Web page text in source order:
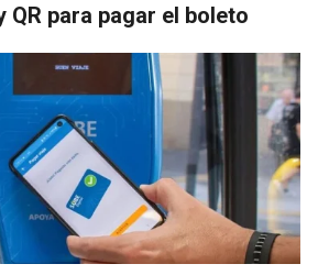
para pagar el boleto